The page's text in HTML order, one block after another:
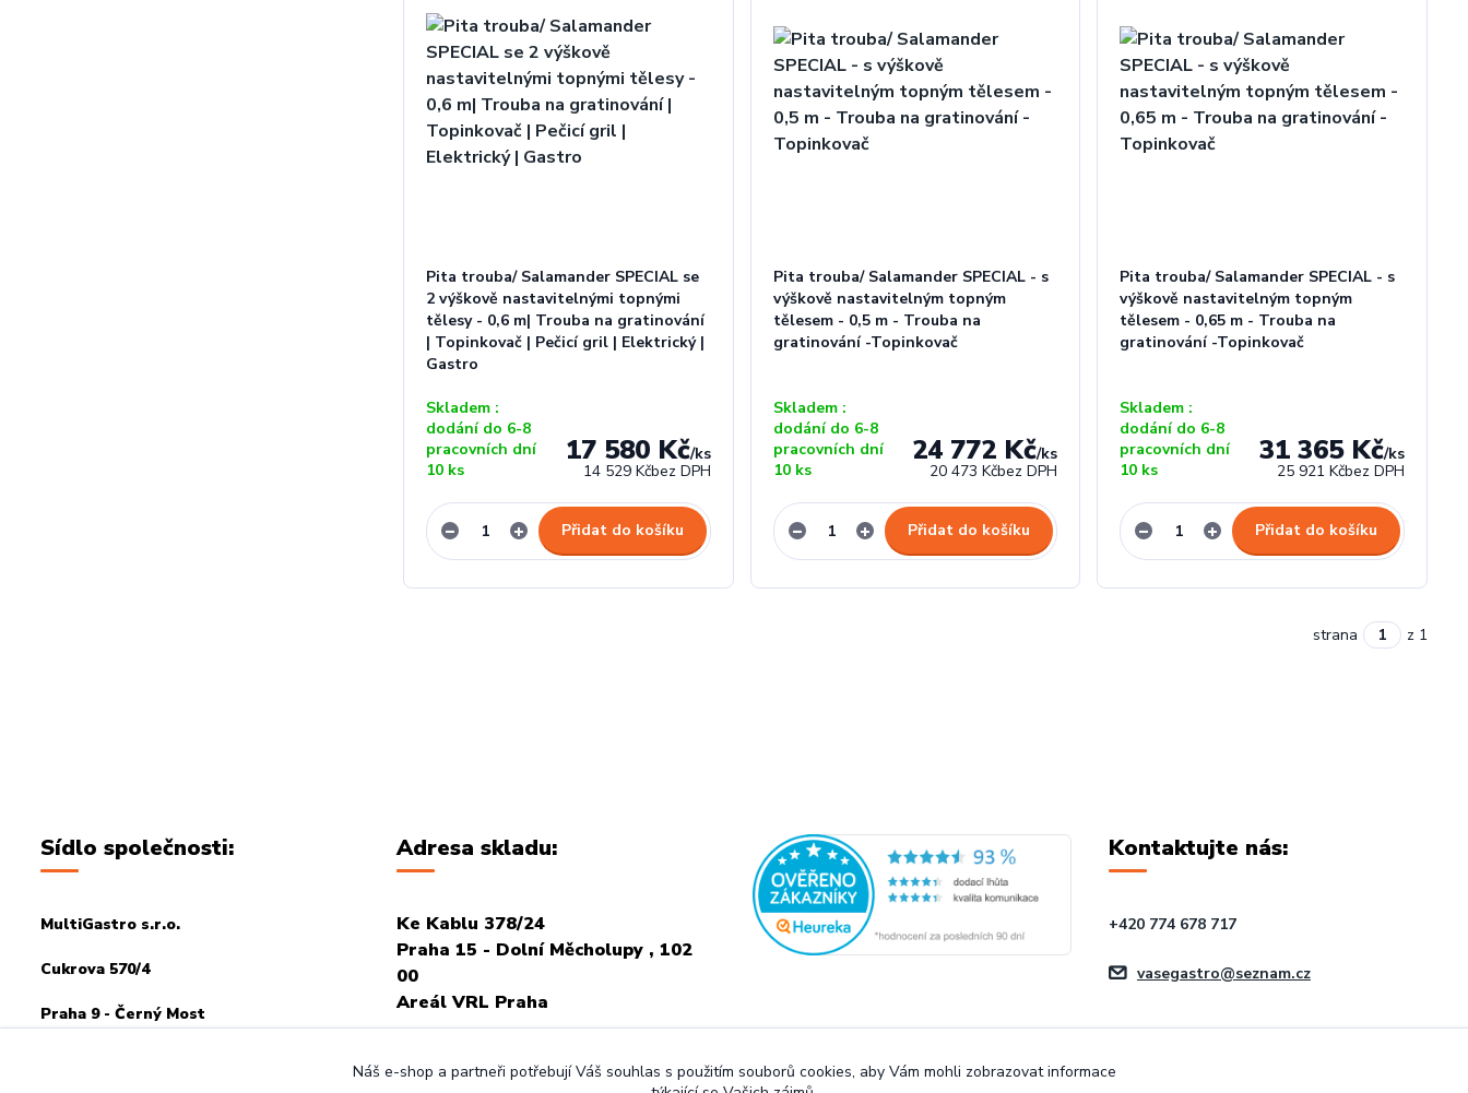
Pita trouba/ Salamander SPECIAL se
2 výškově nastavitelnými topnými
tělesy - 0,6 m| Trouba na gratinování
| Topinkovač | Pečicí gril | Elektrický |
Gastro
17 580 Kč/ks
14 529 Kčbez DPH
Skladem :
dodání do 6-8
pracovních dní
10 ks
Přidat do košíku
Pita trouba/ Salamander SPECIAL - s
výškově nastavitelným topným
tělesem - 0,5 m - Trouba na
gratinování -Topinkovač
24 772 Kč/ks
20 473 Kčbez DPH
Skladem :
dodání do 6-8
pracovních dní
10 ks
Přidat do košíku
Pita trouba/ Salamander SPECIAL - s
výškově nastavitelným topným
tělesem - 0,65 m - Trouba na
gratinování -Topinkovač
31 365 Kč/ks
25 921 Kčbez DPH
Skladem :
dodání do 6-8
pracovních dní
10 ks
Přidat do košíku
strana z 1
Sídlo společnosti:
MultiGastro s.r.o.
Cukrova 570/4
Praha 9 - Černý Most
Adresa skladu:
Ke Kablu 378/24
Praha 15 - Dolní Měcholupy , 102
00
Areál VRL Praha
POTŘEBA VOLAT PŘEDEM
Kontaktujte nás:
+420 774 678 717
vasegastro@seznam.cz
Náš e-shop a partneři potřebují Váš souhlas s použitím souborů cookies, aby Vám mohli zobrazovat informace